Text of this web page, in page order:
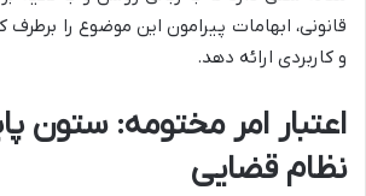
قانونی، ابهامات پیرامون این موضوع را برطرف
و کاربردی ارائه دهد.
اعتبار امر مختومه: ستون
نظام قضایی